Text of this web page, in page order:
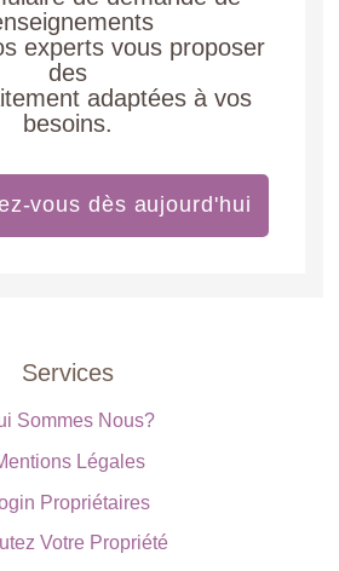
experts vous proposer
des
adaptées à vos
besoins.
vous dès aujourd'hui
Services
Sommes Nous?
Légales
Propriétaires
Votre Propriété